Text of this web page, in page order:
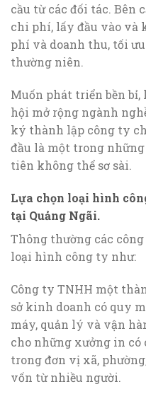
cầu từ các đối tác. Bên
chi phí, lấy đầu vào và
phí và doanh thu, tối
thường niên.
Muốn phát triển bền bỉ,
hội mở rộng ngành
ký thành lập công ty
đầu là một trong
tiên không thể sơ sài.
Lựa chọn loại hình
tại Quảng Ngãi.
Thông thường các
loại hình công ty như:
Công ty TNHH một
sở kinh doanh có quy
máy, quản lý và vận
cho những xưởng in có
trong đơn vị xã,
vốn từ nhiều người.